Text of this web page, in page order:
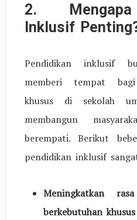
2.
Inklusif
Pendidikan inklusif
memberi tempat
khusus di sekolah
membangun
berempati. Berikut
pendidikan inklusif
Meningkatkan
berkebutuhan khusus